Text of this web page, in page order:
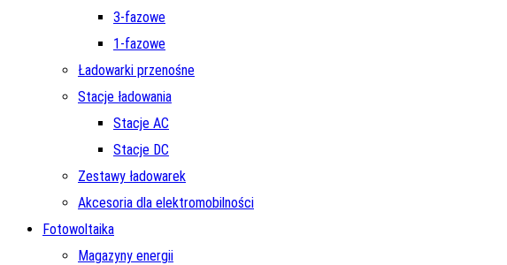
3-fazowe
1-fazowe
Ładowarki przenośne
Stacje ładowania
Stacje AC
Stacje DC
Zestawy ładowarek
Akcesoria dla elektromobilności
Fotowoltaika
Magazyny energii